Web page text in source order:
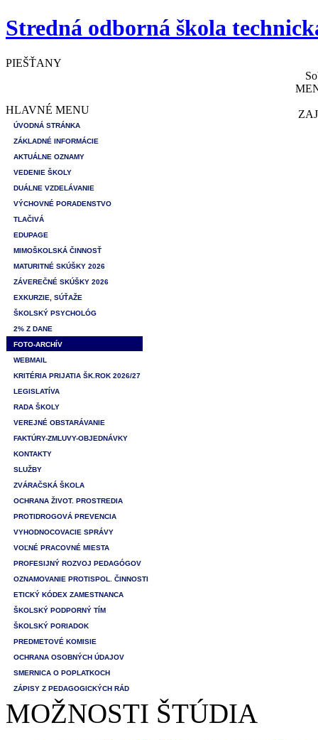
Stredná odborná škola
PIEŠŤANY
HLAVNÉ MENU
ÚVODNÁ STRÁNKA
ZÁKLADNÉ INFORMÁCIE
AKTUÁLNE OZNAMY
VEDENIE ŠKOLY
DUÁLNE VZDELÁVANIE
VÝCHOVNÉ PORADENSTVO
TLAČIVÁ
EDUPAGE
MIMOŠKOLSKÁ ČINNOSŤ
MATURITNÉ SKÚŠKY 2026
ZÁVEREČNÉ SKÚŠKY 2026
EXKURZIE, SÚŤAŽE
ŠKOLSKÝ PSYCHOLÓG
2% Z DANE
FOTO-ARCHÍV
WEBMAIL
KRITÉRIA PRIJATIA ŠK.ROK 2026/27
LEGISLATÍVA
RADA ŠKOLY
VEREJNÉ OBSTARÁVANIE
FAKTÚRY-ZMLUVY-OBJEDNÁVKY
KONTAKTY
SLUŽBY
ZVÁRAČSKÁ ŠKOLA
OCHRANA ŽIVOT. PROSTREDIA
PROTIDROGOVÁ PREVENCIA
VYHODNOCOVACIE SPRÁVY
VOĽNÉ PRACOVNÉ MIESTA
PROFESIJNÝ ROZVOJ PEDAGÓGOV
OZNAMOVANIE PROTISPOL. ČINNOSTI
ETICKÝ KÓDEX ZAMESTNANCA
ŠKOLSKÝ PODPORNÝ TÍM
ŠKOLSKÝ PORIADOK
PREDMETOVÉ KOMISIE
OCHRANA OSOBNÝCH ÚDAJOV
SMERNICA O POPLATKOCH
ZÁPISY Z PEDAGOGICKÝCH RÁD
MOŽNOSTI ŠTÚDIA